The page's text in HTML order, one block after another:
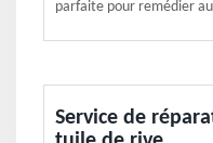
parfaite pour remédier
Service de